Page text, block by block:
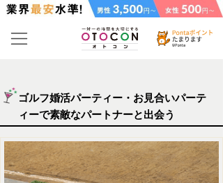
ゴルフ婚活パーティー・お見合いパーテ
ィーで素敵なパートナーと出会う